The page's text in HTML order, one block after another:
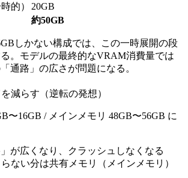
的）
20GB
約50GB
しかない構成では、この一時展開の段
。モデルの最終的なVRAM消費量では
通路」の広さが問題になる。
減らす（逆転の発想）
〜16GB / メインメモリ 48GB〜56GB に
が広くなり、クラッシュしなくなる
ない分は共有メモリ（メインメモリ）